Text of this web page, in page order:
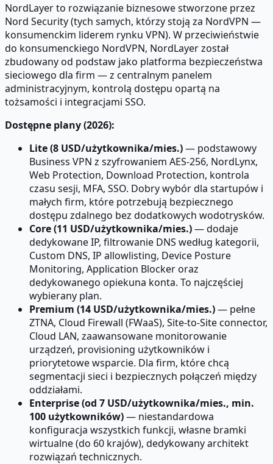
NordLayer to rozwiązanie biznesowe stworzone przez
Nord Security (tych samych, którzy stoją za NordVPN —
konsumenckim liderem rynku VPN). W przeciwieństwie
do konsumenckiego NordVPN, NordLayer został
zbudowany od podstaw jako platforma bezpieczeństwa
sieciowego dla firm — z centralnym panelem
administracyjnym, kontrolą dostępu opartą na
tożsamości i integracjami SSO.
Dostępne plany (2026):
Lite (8 USD/użytkownika/mies.)— podstawowy
Business VPN z szyfrowaniem AES-256, NordLynx,
Web Protection, Download Protection, kontrola
czasu sesji, MFA, SSO. Dobry wybór dla startupów i
małych firm, które potrzebują bezpiecznego
dostępu zdalnego bez dodatkowych wodotrysków.
Core (11 USD/użytkownika/mies.)— dodaje
dedykowane IP, filtrowanie DNS według kategorii,
Custom DNS, IP allowlisting, Device Posture
Monitoring, Application Blocker oraz
dedykowanego opiekuna konta. To najczęściej
wybierany plan.
Premium (14 USD/użytkownika/mies.)— pełne
ZTNA, Cloud Firewall (FWaaS), Site-to-Site connector,
Cloud LAN, zaawansowane monitorowanie
urządzeń, provisioning użytkowników i
priorytetowe wsparcie. Dla firm, które chcą
segmentacji sieci i bezpiecznych połączeń między
oddziałami.
Enterprise (od 7 USD/użytkownika/mies., min.
100 użytkowników)— niestandardowa
konfiguracja wszystkich funkcji, własne bramki
wirtualne (do 60 krajów), dedykowany architekt
rozwiązań technicznych.